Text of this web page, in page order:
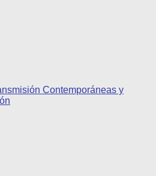
Contemporáneas y